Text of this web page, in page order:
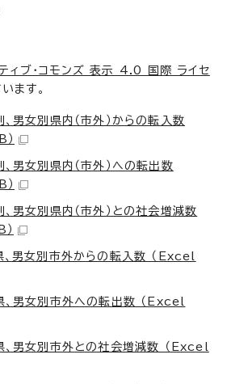
ティブ・コモンズ 表示 4.0 国際 ライセ
ます。
女別県内（市外）からの転入数
女別県内（市外）への転出数
女別県内（市外）との社会増減数
男女別市外からの転入数 （Excel
男女別市外への転出数 （Excel
男女別市外との社会増減数 （Excel